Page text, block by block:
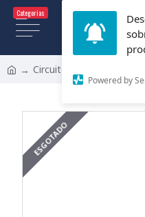
Powered by
Categorias
Circuito Integrado
ESGOTADO